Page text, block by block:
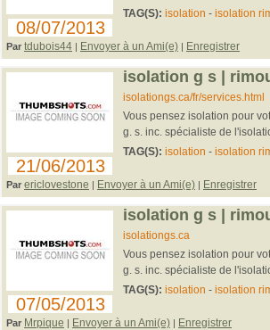
08/07/2013
TAG(S): isolation - isolation
Par tdubois44 | Envoyer à un Ami(e) | Enregistrer
21/06/2013
isolation g s |
isolationgs.ca/fr/services.html
Vous pensez isolation pour
g. s. inc. spécialiste de
TAG(S): isolation - isolation
Par ericlovestone | Envoyer à un Ami(e) | Enregistrer
07/05/2013
isolation g s |
isolationgs.ca
Vous pensez isolation pour
g. s. inc. spécialiste de
TAG(S): isolation - isolation
Par Mrpique | Envoyer à un Ami(e) | Enregistrer